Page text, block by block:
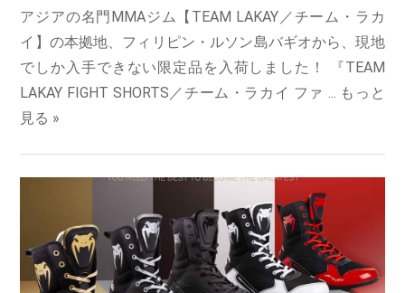
アジアの名門MMAジム【TEAM LAKAY／チーム・ラカ
イ】の本拠地、フィリピン・ルソン島バギオから、現地
でしか入手できない限定品を入荷しました！ 『TEAM
LAKAY FIGHT SHORTS／チーム・ラカイ ファ ... もっと
見る »